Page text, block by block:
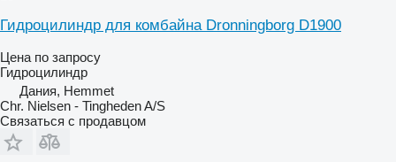
Гидроцилиндр для комбайна Dronningborg D1900
Цена по запросу
Гидроцилиндр
Дания, Hemmet
Chr. Nielsen - Tingheden A/S
Связаться с продавцом